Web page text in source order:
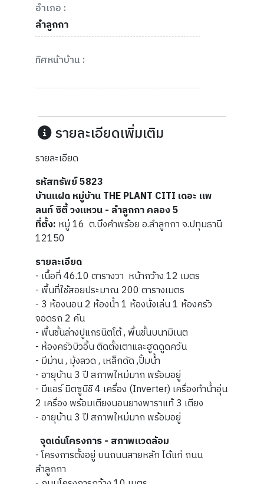
อำเภอ :
ลำลูกกา
ทิศหน้าบ้าน :
รายละเอียดเพิ่มเติม
รายละเอียด
รหัสทรัพย์ 5823
บ้านแฝด หมู่บ้าน THE PLANT CITI เดอะ แพ
ลนท์ ซิตี้ วงแหวน - ลำลูกกา คลอง 5
ที่ตั้ง: หมู่ 16 ต.บึงคำพร้อย อ.ลำลูกกา จ.ปทุมธานี
12150
รายละเอียด
- เนื้อที่ 46.10 ตารางวา หน้ากว้าง 12 เมตร
- พื้นที่ใช้สอยประมาณ 200 ตารางเมตร
- 3 ห้องนอน 2 ห้องน้ำ 1 ห้องนั่งเล่น 1 ห้องครัว
จอดรถ 2 คัน
- พื้นชั้นล่างปูแกรนิตโต้ , พื้นชั้นบนามิเนต
- ห้องครัวบิวอิ้น ติดตั้งเตาและฮูดดูดควัน
- มีม่าน , มุ้งลวด , เหล็กดัด ,ปั้มน้ำ
- อายุบ้าน 3 ปี สภาพใหม่มาก พร้อมอยู่
- มีแอร์ มิตซูบิชิ 4 เครื่อง (Inverter) เครื่องทำน้ำอุ่น
2 เครื่อง พร้อมเตียงนอนยางพาราแท้ 3 เตียง
- อายุบ้าน 3 ปี สภาพใหม่มาก พร้อมอยู่
จุดเด่นโครงการ - สภาพแวดล้อม
- โครงการตั้งอยู่ บนถนนสายหลัก ได้แก่ ถนน
ลำลูกกา